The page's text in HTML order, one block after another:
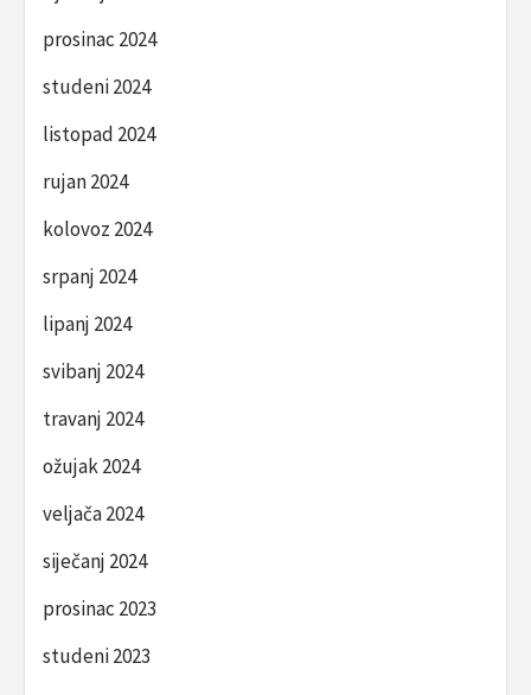
prosinac 2024
studeni 2024
listopad 2024
rujan 2024
kolovoz 2024
srpanj 2024
lipanj 2024
svibanj 2024
travanj 2024
ožujak 2024
veljača 2024
siječanj 2024
prosinac 2023
studeni 2023